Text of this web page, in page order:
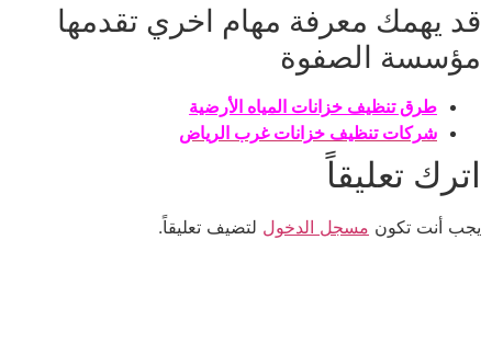
قد يهمك معرفة مهام اخري تقدمها
مؤسسة الصفوة
طرق تنظيف خزانات المياه الأرضية
شركات تنظيف خزانات غرب الرياض
اترك تعليقاً
يجب أنت تكون مسجل الدخول لتضيف تعليقاً.